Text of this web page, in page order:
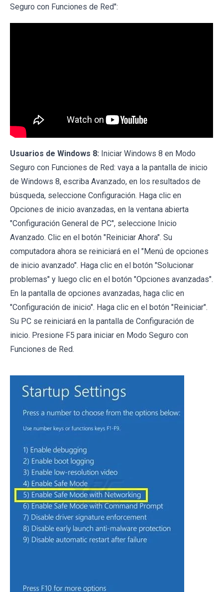
Seguro con Funciones de Red":
Usuarios de Windows 8: Iniciar Windows 8 en Modo
Seguro con Funciones de Red: vaya a la pantalla de inicio
de Windows 8, escriba Avanzado, en los resultados de
búsqueda, seleccione Configuración. Haga clic en
Opciones de inicio avanzadas, en la ventana abierta
"Configuración General de PC", seleccione Inicio
Avanzado. Clic en el botón "Reiniciar Ahora". Su
computadora ahora se reiniciará en el "Menú de opciones
de inicio avanzado". Haga clic en el botón "Solucionar
problemas" y luego clic en el botón "Opciones avanzadas".
En la pantalla de opciones avanzadas, haga clic en
"Configuración de inicio". Haga clic en el botón "Reiniciar".
Su PC se reiniciará en la pantalla de Configuración de
inicio. Presione F5 para iniciar en Modo Seguro con
Funciones de Red.